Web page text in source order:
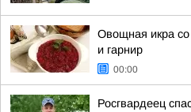
Овощная икра со
и гарнир
00:00
Росгвардеец